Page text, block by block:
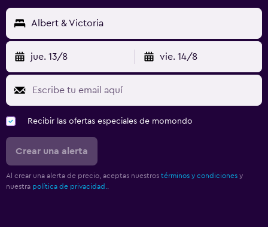
Albert & Victoria
jue. 13/8 vie. 14/8
Recibir las ofertas especiales de momondo
Crear una alerta
Al crear una alerta de precio, aceptas nuestros términos y condiciones y
nuestra política de privacidad.